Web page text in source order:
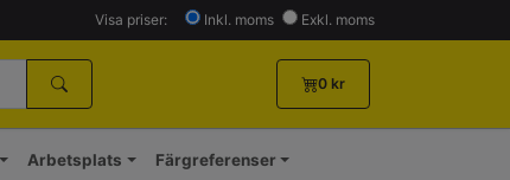
Visa priser: Inkl. moms Exkl. moms
0 kr
Arbetsplats Färgreferenser